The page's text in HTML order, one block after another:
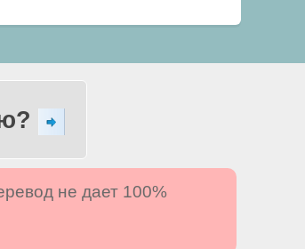
не дает 100%